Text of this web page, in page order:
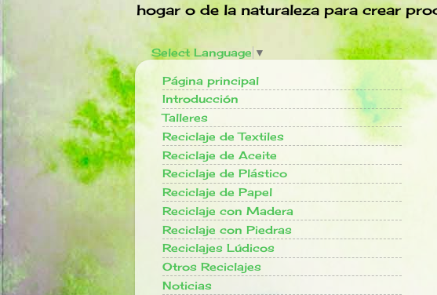
hogar o de la naturaleza para crear
Select Language ▼
Página principal
Introducción
Talleres
Reciclaje de Textiles
Reciclaje de Aceite
Reciclaje de Plástico
Reciclaje de Papel
Reciclaje con Madera
Reciclaje con Piedras
Reciclajes Lúdicos
Otros Reciclajes
Noticias